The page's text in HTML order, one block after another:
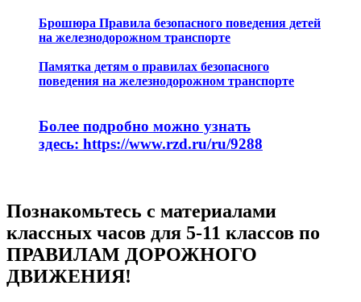
Брошюра Правила безопасного поведения детей
на железнодорожном транспорте
Памятка детям о правилах безопасного
поведения на железнодорожном транспорте
Более подробно можно узнать
здесь: https://www.rzd.ru/ru/9288
Познакомьтесь с материалами
классных часов для 5-11 классов по
ПРАВИЛАМ ДОРОЖНОГО
ДВИЖЕНИЯ!